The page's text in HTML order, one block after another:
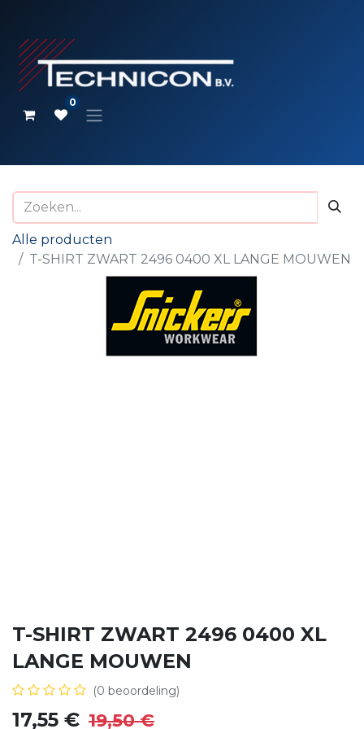
0
Alle producten
T-SHIRT ZWART 2496 0400 XL LANGE MOUWEN
T-SHIRT ZWART 2496 0400 XL
LANGE MOUWEN
(0 beoordeling)
17,55 € 19,50€